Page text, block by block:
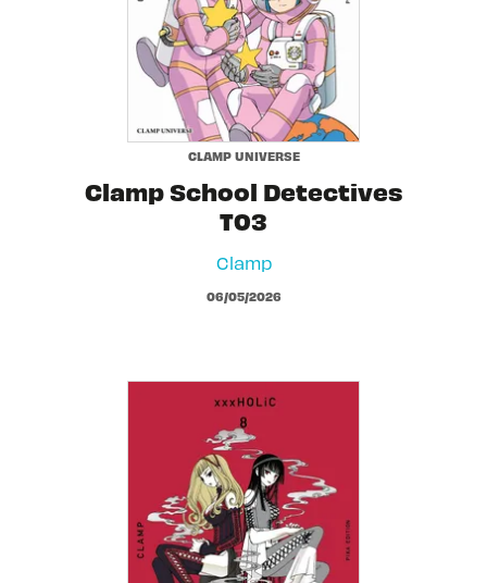
CLAMP UNIVERSE
Clamp School Detectives
T03
Clamp
06/05/2026